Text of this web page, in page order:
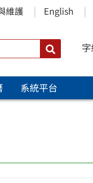
維護 English
搜
尋：
字
系統平台